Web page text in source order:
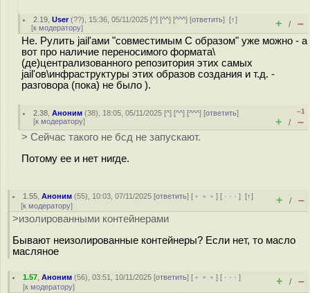
2.19 ,User(??), 15:36, 05/11/2025 [^] [^^] [^^^] [ответить][↑]
[к модератору] + / –
Не. Рулить jail'ами "совместимым С образом" уже можно - а
вот про наличие переносимого формата\
(де)централизованного репозитория этих самых
jail'ов\инфраструктуры этих образов создания и т.д. -
разговора (пока) не было ).
2.38 ,Аноним (38), 18:05, 05/11/2025 [^] [^^] [^^^] [ответить]
[к модератору]
–1
+ / –
> Сейчас такого не бсд не запускают.
Потому ее и нет нигде.
1.55 ,Аноним (55), 10:03, 07/11/2025 [ответить] [ ﹢﹢﹢] [ · · ·][↑]
[к модератору] + / –
>изолированными контейнерами
Бывают неизолированные контейнеры? Если нет, то масло
масляное
1.57 ,Аноним (56), 03:51, 10/11/2025 [ответить] [ ﹢﹢﹢] [ · · ·]
[к модератору] + / –